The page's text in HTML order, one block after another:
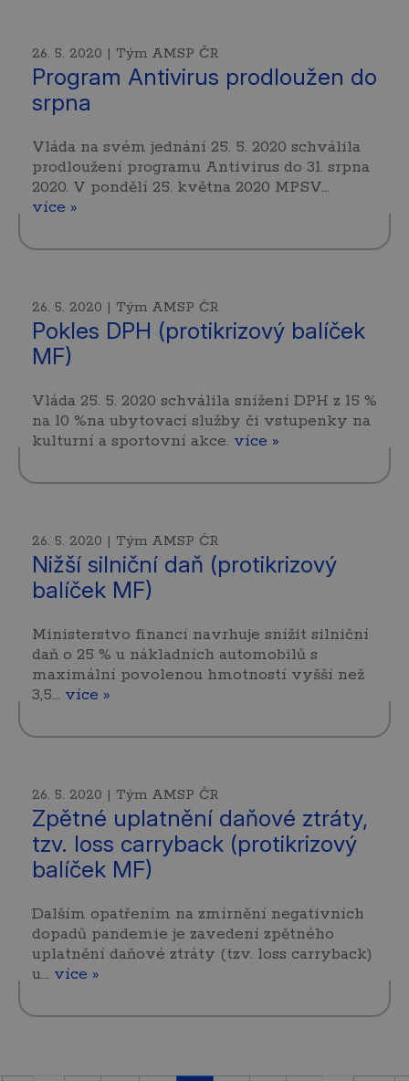
26. 5. 2020 | Tým AMSP ČR
Program Antivirus prodloužen do
srpna
Vláda na svém jednání 25. 5. 2020 schválila
prodloužení programu Antivirus do 31. srpna
2020. V pondělí 25. května 2020 MPSV…
více »
26. 5. 2020 | Tým AMSP ČR
Pokles DPH (protikrizový balíček
MF)
Vláda 25. 5. 2020 schválila snížení DPH z 15 %
na 10 %na ubytovací služby či vstupenky na
kulturní a sportovní akce. více »
26. 5. 2020 | Tým AMSP ČR
Nižší silniční daň (protikrizový
balíček MF)
Ministerstvo financí navrhuje snížit silniční
daň o 25 % u nákladních automobilů s
maximální povolenou hmotností vyšší než
3,5… více »
26. 5. 2020 | Tým AMSP ČR
Zpětné uplatnění daňové ztráty,
tzv. loss carryback (protikrizový
balíček MF)
Dalším opatřením na zmírnění negativních
dopadů pandemie je zavedení zpětného
uplatnění daňové ztráty (tzv. loss carryback)
u… více »